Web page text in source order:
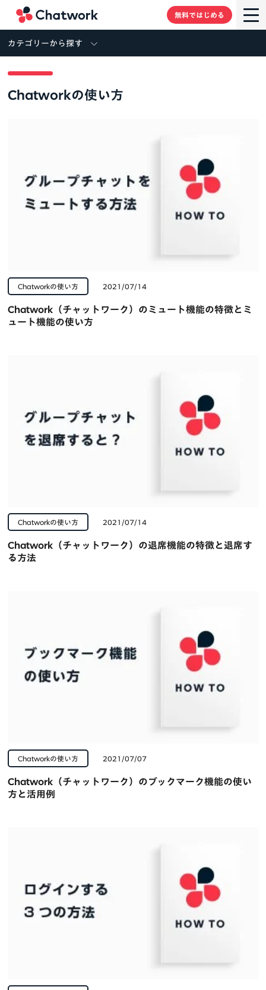
無料ではじめる
カテゴリーから探す
Chatworkの使い方
Chatworkの使い方 2021/07/14
Chatwork（チャットワーク）のミュート機能の特徴とミ
ュート機能の使い方
Chatworkの使い方 2021/07/14
Chatwork（チャットワーク）の退席機能の特徴と退席す
る方法
Chatworkの使い方 2021/07/07
Chatwork（チャットワーク）のブックマーク機能の使い
方と活用例